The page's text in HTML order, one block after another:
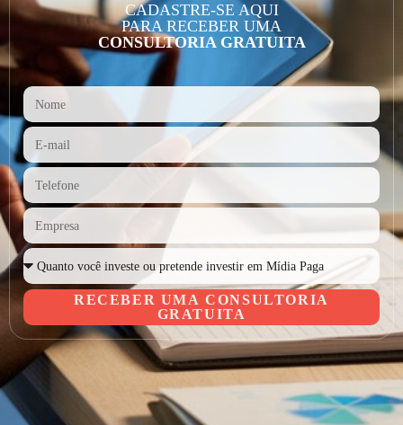
CADASTRE-SE AQUI
PARA RECEBER UMA
CONSULTORIA GRATUITA
RECEBER UMA CONSULTORIA
GRATUITA